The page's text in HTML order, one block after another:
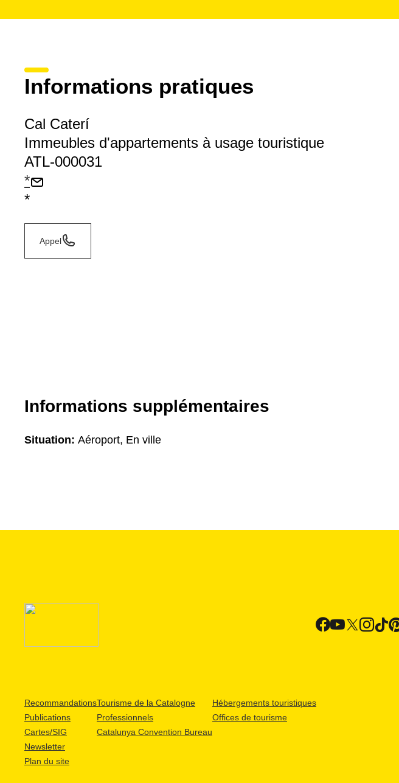
Informations pratiques
Cal Caterí
Immeubles d'appartements à usage touristique
ATL-000031
*
*
Appel
Informations supplémentaires
Situation: Aéroport, En ville
Recommandations
Publications
Cartes/SIG
Newsletter
Plan du site
Tourisme de la Catalogne
Professionnels
Catalunya Convention Bureau
Hébergements touristiques
Offices de tourisme